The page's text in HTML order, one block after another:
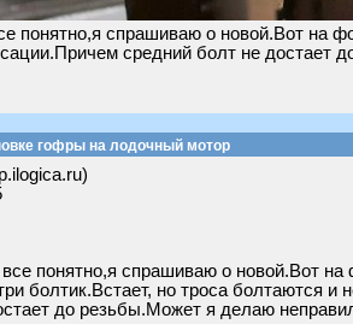
понятно,я спрашиваю о новой.Вот на
средний болт не достает
гофры на лодочный мотор
понятно,я спрашиваю о новой.Вот на
болтик.Встает, но троса болтаются и
до резьбы.Может я делаю